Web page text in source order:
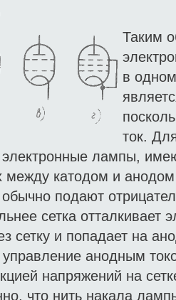
Таким
в
ток.
лампы,
между катодом и
подают
сетка отталкивает
сетку и попадает на
управ­ление анодным
напряжений на
что нить накала